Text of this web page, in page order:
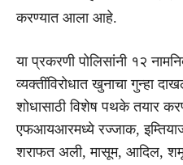
करण्यात आला आहे.
या प्रकरणी पोलिसांनी १२
व्यक्तींविरोधात खुनाचा गुन्हा
शोधासाठी विशेष पथके तयार
एफआयआरमध्ये रज्जाक,
शराफत अली, मासूम, आदिल,